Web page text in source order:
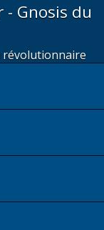
- Gnosis du
révolutionnaire